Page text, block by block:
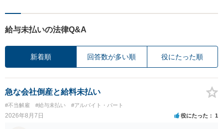
給与未払いの法律Q&A
新着順 回答数が多い順 役にたった順
急な会社倒産と給料未払い
#不当解雇 #給与未払い #アルバイト・パート
2026年8月7日 役にたった 1